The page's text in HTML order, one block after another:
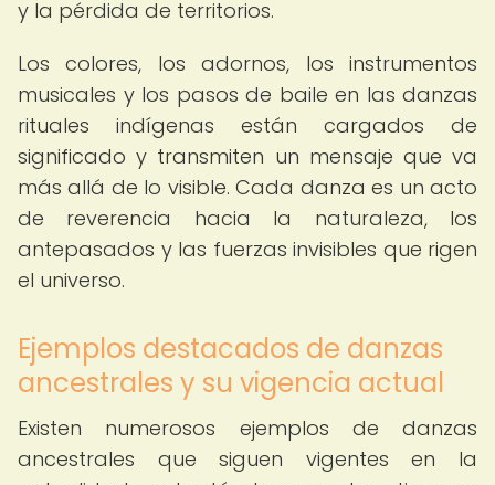
y la pérdida de territorios.
Los colores, los adornos, los instrumentos
musicales y los pasos de baile en las danzas
rituales indígenas están cargados de
significado y transmiten un mensaje que va
más allá de lo visible. Cada danza es un acto
de reverencia hacia la naturaleza, los
antepasados y las fuerzas invisibles que rigen
el universo.
Ejemplos destacados de danzas
ancestrales y su vigencia actual
Existen numerosos ejemplos de danzas
ancestrales que siguen vigentes en la